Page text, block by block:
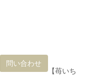
問い合わせ
【苺いち